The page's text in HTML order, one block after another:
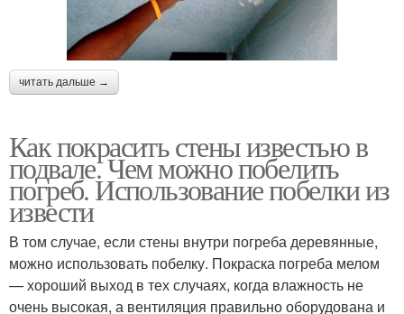
читать дальше →
Как покрасить стены известью в
подвале. Чем можно побелить
погреб. Использование побелки из
извести
В том случае, если стены внутри погреба деревянные,
можно использовать побелку. Покраска погреба мелом
— хороший выход в тех случаях, когда влажность не
очень высокая, а вентиляция правильно оборудована и